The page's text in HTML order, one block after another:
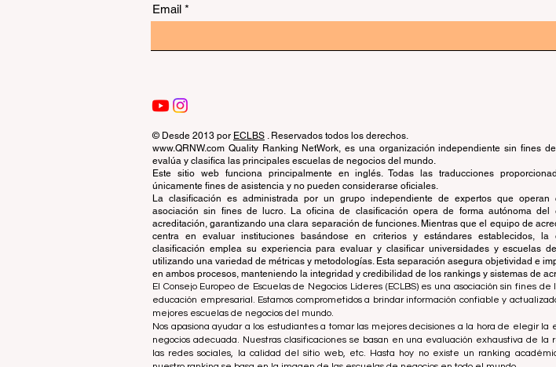
Email
© Desde 2013 por ECLBS . Reservados todos los derechos.
www.QRNW.com Quality Ranking NetWork, es una organización independiente sin fines
evalúa y clasifica las principales escuelas de negocios del mundo.
Este sitio web funciona principalmente en inglés. Todas las traducciones
únicamente fines de asistencia y no pueden considerarse oficiales.
La clasificación es administrada por un grupo independiente de expertos que operan
asociación sin fines de lucro. La oficina de clasificación opera de forma autónoma del
acreditación, garantizando una clara separación de funciones. Mientras que el equipo de
centra en evaluar instituciones basándose en criterios y estándares establecidos, la
clasificación emplea su experiencia para evaluar y clasificar universidades y escuelas
utilizando una variedad de métricas y metodologías. Esta separación asegura objetividad e
en ambos procesos, manteniendo la integridad y credibilidad de los rankings y sistemas de
El Consejo Europeo de Escuelas de Negocios Líderes (ECLBS) es una asociación sin fines de
educación empresarial. Estamos comprometidos a brindar información confiable y
mejores escuelas de negocios del mundo.
Nos apasiona ayudar a los estudiantes a tomar las mejores decisiones a la hora de elegir la
negocios adecuada. Nuestras clasificaciones se basan en una evaluación exhaustiva de la
las redes sociales, la calidad del sitio web, etc. Hasta hoy no existe un ranking